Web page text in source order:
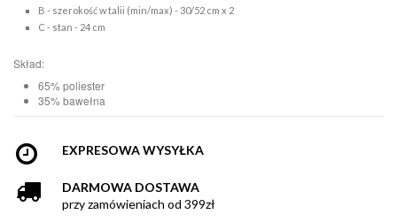
B - szerokość w talii (min/max) - 30/52 cm x 2
C - stan - 24 cm
Skład:
65% poliester
35% bawełna
EXPRESOWA WYSYŁKA
DARMOWA DOSTAWA
przy zamówieniach od 399zł